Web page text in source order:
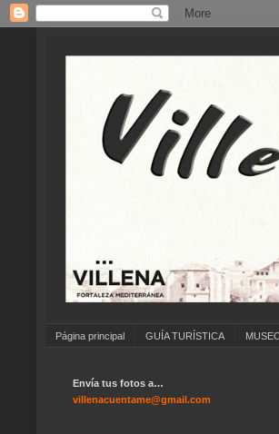
Página principal GUÍA TURÍSTICA
... ANÍMATE A ENVIAR
Envía tus fotos a…
villenacuentame@gmail.com